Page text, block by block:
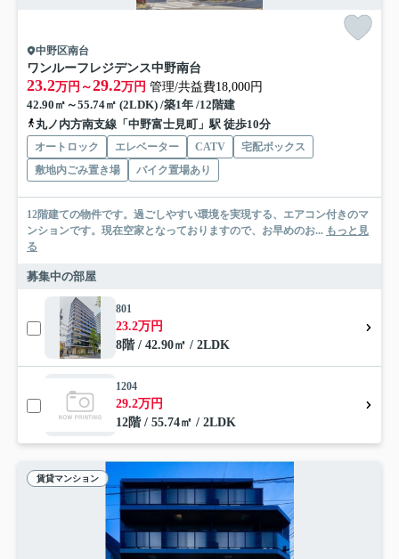
中野区南台
ワンルーフレジデンス中野南台
23.2万円～29.2万円 管理/共益費18,000円
42.90㎡～55.74㎡ (2LDK) /築1年 /12階建
丸ノ内方南支線「中野富士見町」駅 徒歩10分
オートロック エレベーター CATV
宅配ボックス
敷地内ごみ置き場
バイク置場あり
12階建ての物件です。過ごしやすい環境を実現する、エアコン付きのマ
ンションです。現在空家となっておりますので、お早めのお... もっと見
る
募集中の部屋
801
23.2万円
8階 / 42.90㎡ / 2LDK
1204
29.2万円
12階 / 55.74㎡ / 2LDK
賃貸マンション